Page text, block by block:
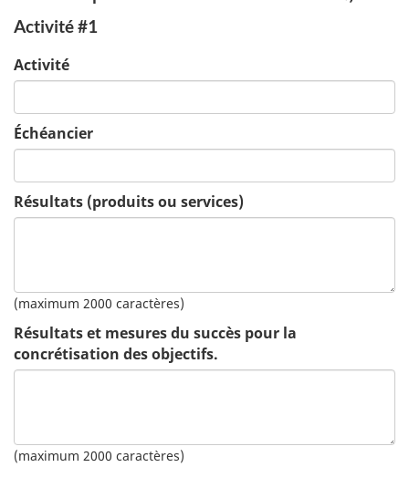
Activité #1
Activité
Échéancier
Résultats (produits ou services)
(maximum 2000 caractères)
Résultats et mesures du succès pour la
concrétisation des objectifs.
(maximum 2000 caractères)